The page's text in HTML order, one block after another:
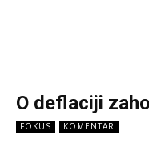
O deflaciji
FOKUS KOMENTAR